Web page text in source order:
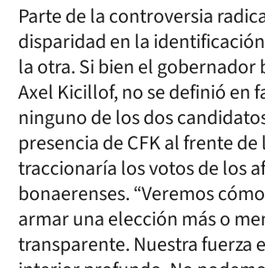
Parte de la controversia
disparidad en la
la otra. Si bien el gobernador
Axel Kicillof, no se definió en
ninguno de los dos
presencia de CFK al frente de
traccionaría los votos de los
bonaerenses. “Veremos
armar una elección más o
transparente. Nuestra fuerza